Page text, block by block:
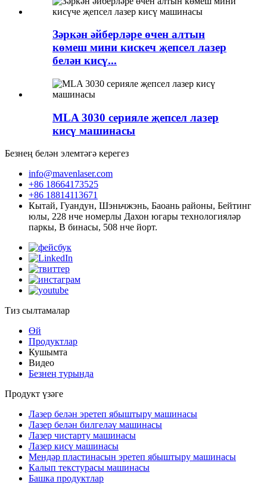
Зәркән әйберләре өчен алтын
көмеш мини кискеч җепсел лазер
белән кисү...
MLA 3030 серияле җепсел лазер
кисү машинасы
Безнең белән элемтәгә керегез
info@mavenlaser.com
+86 18664173525
+86 18814113671
Кытай, Гуандун, Шэньчжэнь, Баоань районы, Бейтинг
юлы, 228 нче номерлы Дахон югары технологияләр
паркы, В бинасы, 508 нче йорт.
Тиз сылтамалар
Өй
Продуктлар
Кушымта
Видео
Безнең турында
Продукт үзәге
Лазер белән эретеп ябыштыру машинасы
Лазер белән билгеләү машинасы
Лазер чистарту машинасы
Лазер кисү машинасы
Мендәр пластинасын эретеп ябыштыру машинасы
Калып текстурасы машинасы
Башка продуктлар